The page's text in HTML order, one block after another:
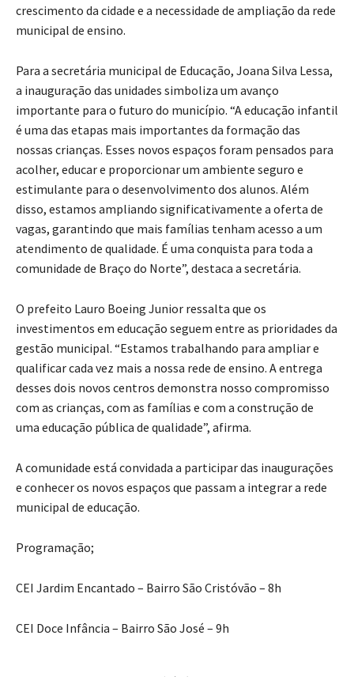
crescimento da cidade e a necessidade de ampliação da rede
municipal de ensino.
Para a secretária municipal de Educação, Joana Silva Lessa,
a inauguração das unidades simboliza um avanço
importante para o futuro do município. “A educação infantil
é uma das etapas mais importantes da formação das
nossas crianças. Esses novos espaços foram pensados para
acolher, educar e proporcionar um ambiente seguro e
estimulante para o desenvolvimento dos alunos. Além
disso, estamos ampliando significativamente a oferta de
vagas, garantindo que mais famílias tenham acesso a um
atendimento de qualidade. É uma conquista para toda a
comunidade de Braço do Norte”, destaca a secretária.
O prefeito Lauro Boeing Junior ressalta que os
investimentos em educação seguem entre as prioridades da
gestão municipal. “Estamos trabalhando para ampliar e
qualificar cada vez mais a nossa rede de ensino. A entrega
desses dois novos centros demonstra nosso compromisso
com as crianças, com as famílias e com a construção de
uma educação pública de qualidade”, afirma.
A comunidade está convidada a participar das inaugurações
e conhecer os novos espaços que passam a integrar a rede
municipal de educação.
Programação;
CEI Jardim Encantado – Bairro São Cristóvão – 8h
CEI Doce Infância – Bairro São José – 9h